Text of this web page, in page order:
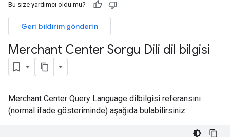
Bu size yardımcı oldu mu?
Geri bildirim gönderin
Merchant Center Sorgu Dili dil bilgisi
Merchant Center Query Language dilbilgisi referansını
(normal ifade gösteriminde) aşağıda bulabilirsiniz: